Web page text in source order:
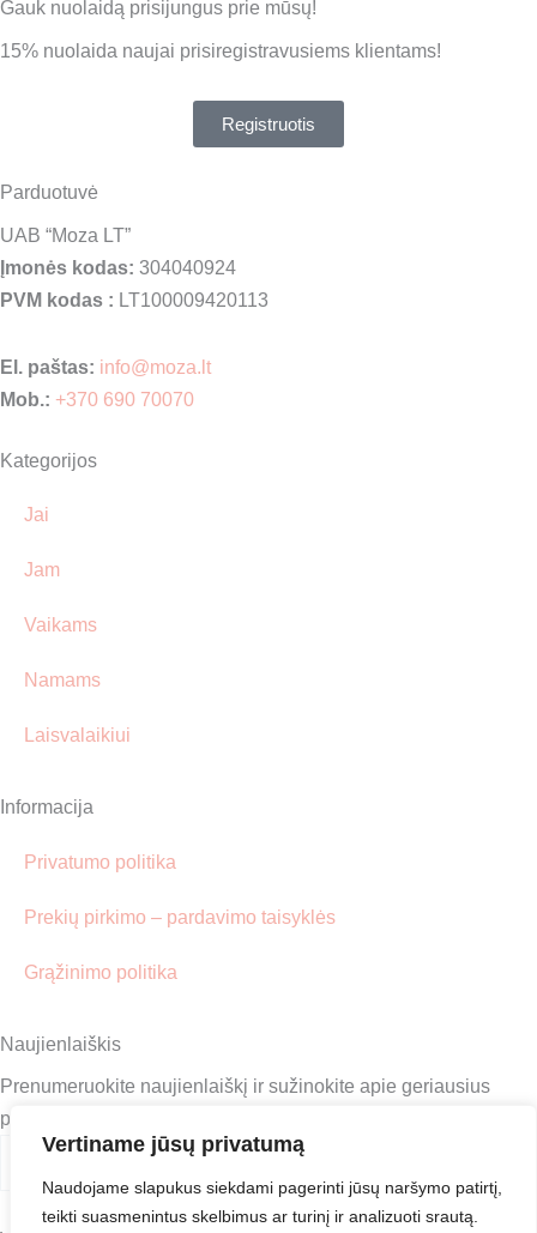
Vertiname jūsų privatumą
Naudojame slapukus siekdami pagerinti jūsų naršymo patirtį,
teikti suasmenintus skelbimus ar turinį ir analizuoti srautą.
b
o
a
g
Gauk nuolaidą prisijungus prie mūsų!
15% nuolaida naujai prisiregistravusiems klientams!
Registruotis
Parduotuvė
UAB “Moza LT”
Įmonės kodas: 304040924
PVM kodas : LT100009420113
El. paštas: info@moza.lt
Mob.: +370 690 70070
Kategorijos
Jai
Jam
Vaikams
Namams
Laisvalaikiui
Informacija
Privatumo politika
Prekių pirkimo – pardavimo taisyklės
Grąžinimo politika
Naujienlaiškis
Prenumeruokite naujienlaiškį ir sužinokite apie geriausius
pasiūlymus pirmieji!
paštas